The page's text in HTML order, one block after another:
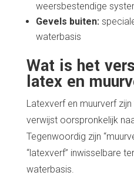
weersbestendige
Gevels buiten:
waterbasis
Wat is het
latex en
Latexverf en muurverf
verwijst oorspronkelijk
Tegenwoordig zijn
“latexverf” inwisselbare
waterbasis.